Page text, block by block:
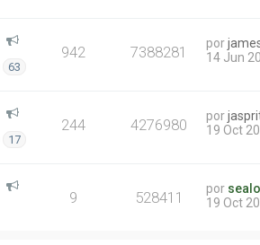
63
942 7388281 por
14 Jun
17
244 4276980 por
19 Oct
9 528411 por
19 Oct